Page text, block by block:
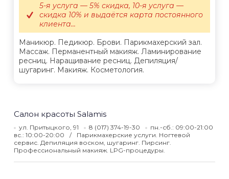
Маникюр. Педикюр. Брови. Парикмахерский зал.
Массаж. Перманентный макияж. Ламинирование
ресниц. Наращивание ресниц. Депиляция/
шугаринг. Макияж. Косметология.
5-я услуга — 5% скидка, 10-я услуга —
скидка 10% и выдаётся карта постоянного
клиента...
Салон красоты Salamis
ул. Притыцкого, 91 8 (017) 374-19-30
пн.-сб.: 09:00-21:00
вс.: 10:00-20:00
Парикмахерские услуги. Ногтевой
сервис. Депиляция воском, шугаринг. Пирсинг.
Профессиональный макияж. LPG-процедуры.